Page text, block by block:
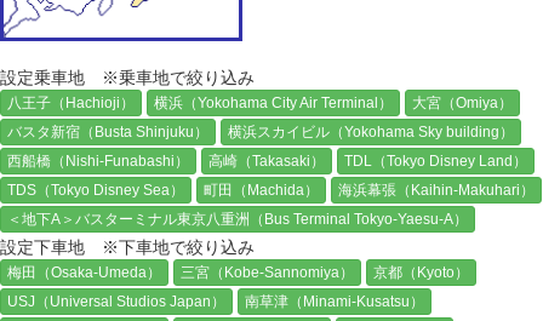
設定乗車地 ※乗車地で絞り込み
八王子（Hachioji） 横浜（Yokohama City Air Terminal）
大宮（Omiya）
バスタ新宿（Busta Shinjuku）
横浜スカイビル（Yokohama Sky building）
西船橋（Nishi-Funabashi）
高崎（Takasaki）
TDL（Tokyo Disney Land）
TDS（Tokyo Disney Sea）
町田（Machida）
海浜幕張（Kaihin-Makuhari）
＜地下A＞バスターミナル東京八重洲（Bus Terminal Tokyo-Yaesu-A）
設定下車地 ※下車地で絞り込み
梅田（Osaka-Umeda） 三宮（Kobe-Sannomiya）
京都（Kyoto）
USJ（Universal Studios Japan）
南草津（Minami-Kusatsu）